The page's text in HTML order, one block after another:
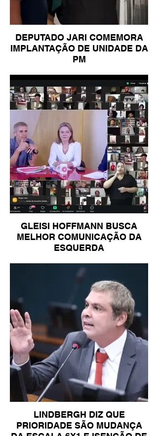
DEPUTADO JARI COMEMORA
IMPLANTAÇÃO DE UNIDADE DA
PM
GLEISI HOFFMANN BUSCA
MELHOR COMUNICAÇÃO DA
ESQUERDA
LINDBERGH DIZ QUE
PRIORIDADE SÃO MUDANÇA